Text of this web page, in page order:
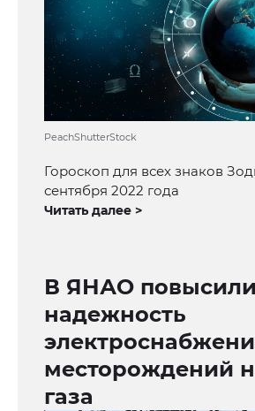
PeachShutterStock
Гороскоп для всех знаков
сентября 2022 года
Читать далее >
В ЯНАО повысили
надежность
месторождений
газа